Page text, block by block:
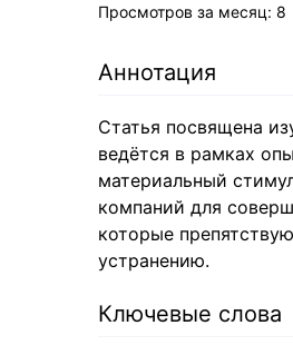
Просмотров за месяц: 8
Аннотация
Статья посвящена
ведётся в рамках
материальный
компаний для
которые
устранению.
Ключевые слова